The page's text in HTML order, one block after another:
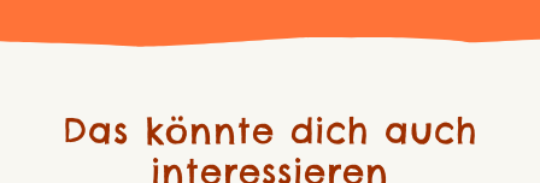
Das könnte dich auch
interessieren